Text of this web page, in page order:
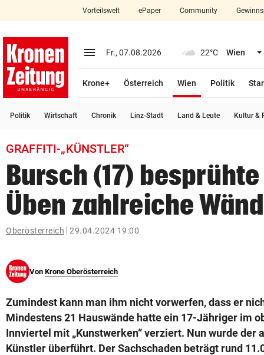
closeSchließen
account_circle Anmelden
arrow_right
bookmark
search
Suchbegriff
eingeben
© Krone Multimedia GmbH & Co KG 2026
Vorteilswelt ePaper Community
menu Menü aufklappen
Fr., 07.08.2026 22°C Wien
Krone+ Österreich Wien
Politik
Politik Wirtschaft Chronik Linz-Stadt Land & Leute Kultur &
GRAFFITI-„KÜNSTLER“
Bursch (17) besprühte
Üben zahlreiche
Oberösterreich 29.04.2024 19:00
Von Krone Oberösterreich
Zumindest kann man ihm nicht vorwerfen, dass er
Mindestens 21 Hauswände hatte ein 17-Jähriger im
Innviertel mit „Kunstwerken“ verziert. Nun wurde der
Künstler überführt. Der Sachschaden beträgt rund